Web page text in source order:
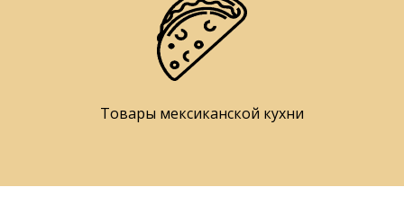
Товары мексиканской кухни